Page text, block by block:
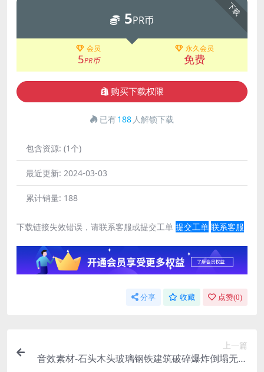
下载
5PR币
会员
5PR币
永久会员
免费
购买下载权限
已有188 人解锁下载
包含资源: (1个)
最近更新: 2024-03-03
累计销量: 188
下载链接失效错误，请联系客服或提交工单 提交工单 联系客服
分享 收藏 点赞(0)
上一篇
音效素材-石头木头玻璃钢铁建筑破碎爆炸倒塌无损